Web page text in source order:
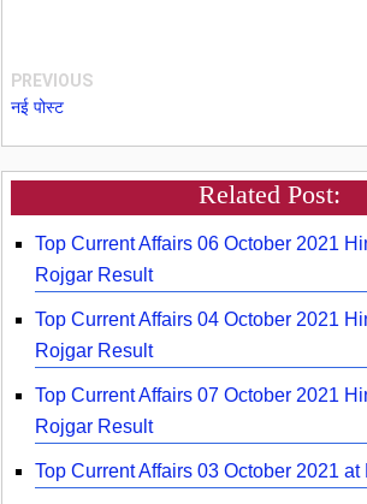
PREVIOUS
नई पोस्ट
Related Post:
Top Current Affairs 06 October 2021
Rojgar Result
Top Current Affairs 04 October 2021
Rojgar Result
Top Current Affairs 07 October 2021
Rojgar Result
Top Current Affairs 03 October 2021